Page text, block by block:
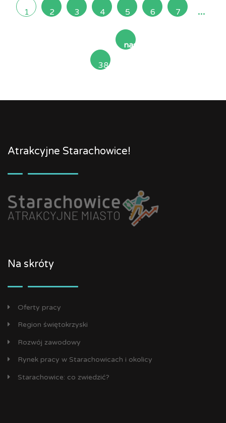
1 2 3 4 5 6 7 ...
38
następna
Atrakcyjne Starachowice!
Na skróty
Oferty pracy
Region świętokrzyski
Rozwój zawodowy
Rynek pracy w Starachowicach i okolicy
Starachowice: co zwiedzić?